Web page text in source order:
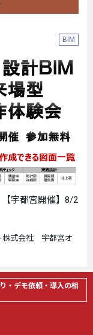
BIM
宇都宮開催】8/2
株式会社 宇都宮オ
・デモ依頼・導入の相